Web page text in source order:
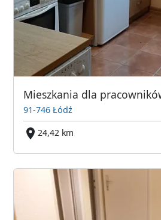
91-746 Łódź
24,42 km